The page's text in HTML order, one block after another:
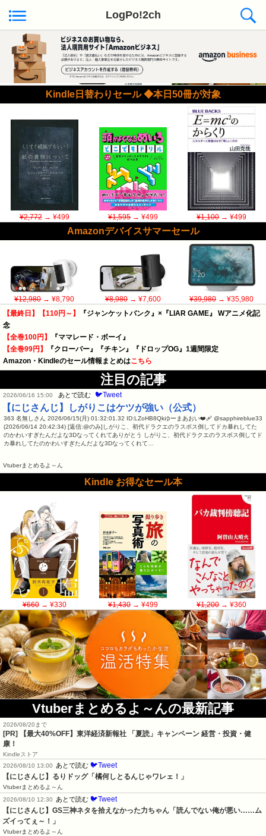
LogPo!2ch
Kindle日替わりセール ◆本日50冊が対象
¥2,772→ ¥499 ¥1,595→ ¥499 ¥1,100→ ¥499
Amazonデバイスサマーセール
¥12,980→ ¥8,790 ¥8,980→ ¥7,600 ¥39,980→ ¥35,980
【最終日】【110円～】
『ジャンケットバンク』×『LIAR GAME』 Wアニメ化記
念
【全巻100円】
『ママレード・ボーイ』
【全巻99円】
『クローバー』『チキン』『ドロップOG』1週間限定
Amazon・Kindleのセール情報まとめはこちら
注目の記事
2026/06/16 15:00 あとで読む 🐦Tweet
【にじさんじ】しがりこはケツが強い（公式）
363 名無しさん 2026/06/15(月) 01:32:01.32 ID:LZoHB8Qkゆーまあおい❤️‍🩹 @sapphireblue33
(2026/06/14 20:42:34) [返信:@のみ]しがりこ、初代ドラクエのラスボス倒してドカ暴れしてた
のかわいすぎたんだよな3Dなってくれてありがとう しがりこ、初代ドラクエのラスボス倒してド
カ暴れしてたのかわいすぎたんだよな3Dなってくれて…
Vtuberまとめるよ～ん
Kindle お得なセール本
¥660→ ¥330 ¥1,430→ ¥499 ¥1,200→ ¥360
Vtuberまとめるよ～んの最新記事
2026/08/20まで
[PR]
【最大40%OFF】東洋経済新報社 「夏読」キャンペーン 経営・投資・健
康！
Kindleストア
2026/08/10 13:00
あとで読む 🐦Tweet
【にじさんじ】るりドッグ「橘何しとるんじゃワレェ！」
Vtuberまとめるよ～ん
2026/08/10 12:30
あとで読む 🐦Tweet
【にじさんじ】GS三神ネタを拾えなかった力ちゃん「読んでない俺が悪い……ム
ズイってぇ～！」
Vtuberまとめるよ～ん